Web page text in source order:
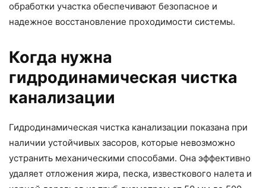
обработки участка обеспечивают безопасное и
надежное восстановление проходимости системы.
Когда нужна
гидродинамическая чистка
канализации
Гидродинамическая чистка канализации показана при
наличии устойчивых засоров, которые невозможно
устранить механическими способами. Она эффективно
удаляет отложения жира, песка, известкового налета и